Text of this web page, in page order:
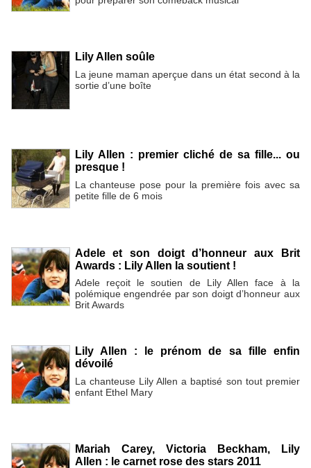
Lily Allen soûle
La jeune maman aperçue dans un état second à la
sortie d’une boîte
Lily Allen : premier cliché de sa fille... ou
presque !
La chanteuse pose pour la première fois avec sa
petite fille de 6 mois
Adele et son doigt d’honneur aux Brit
Awards : Lily Allen la soutient !
Adele reçoit le soutien de Lily Allen face à la
polémique engendrée par son doigt d’honneur aux
Brit Awards
Lily Allen : le prénom de sa fille enfin
dévoilé
La chanteuse Lily Allen a baptisé son tout premier
enfant Ethel Mary
Mariah Carey, Victoria Beckham, Lily
Allen : le carnet rose des stars 2011